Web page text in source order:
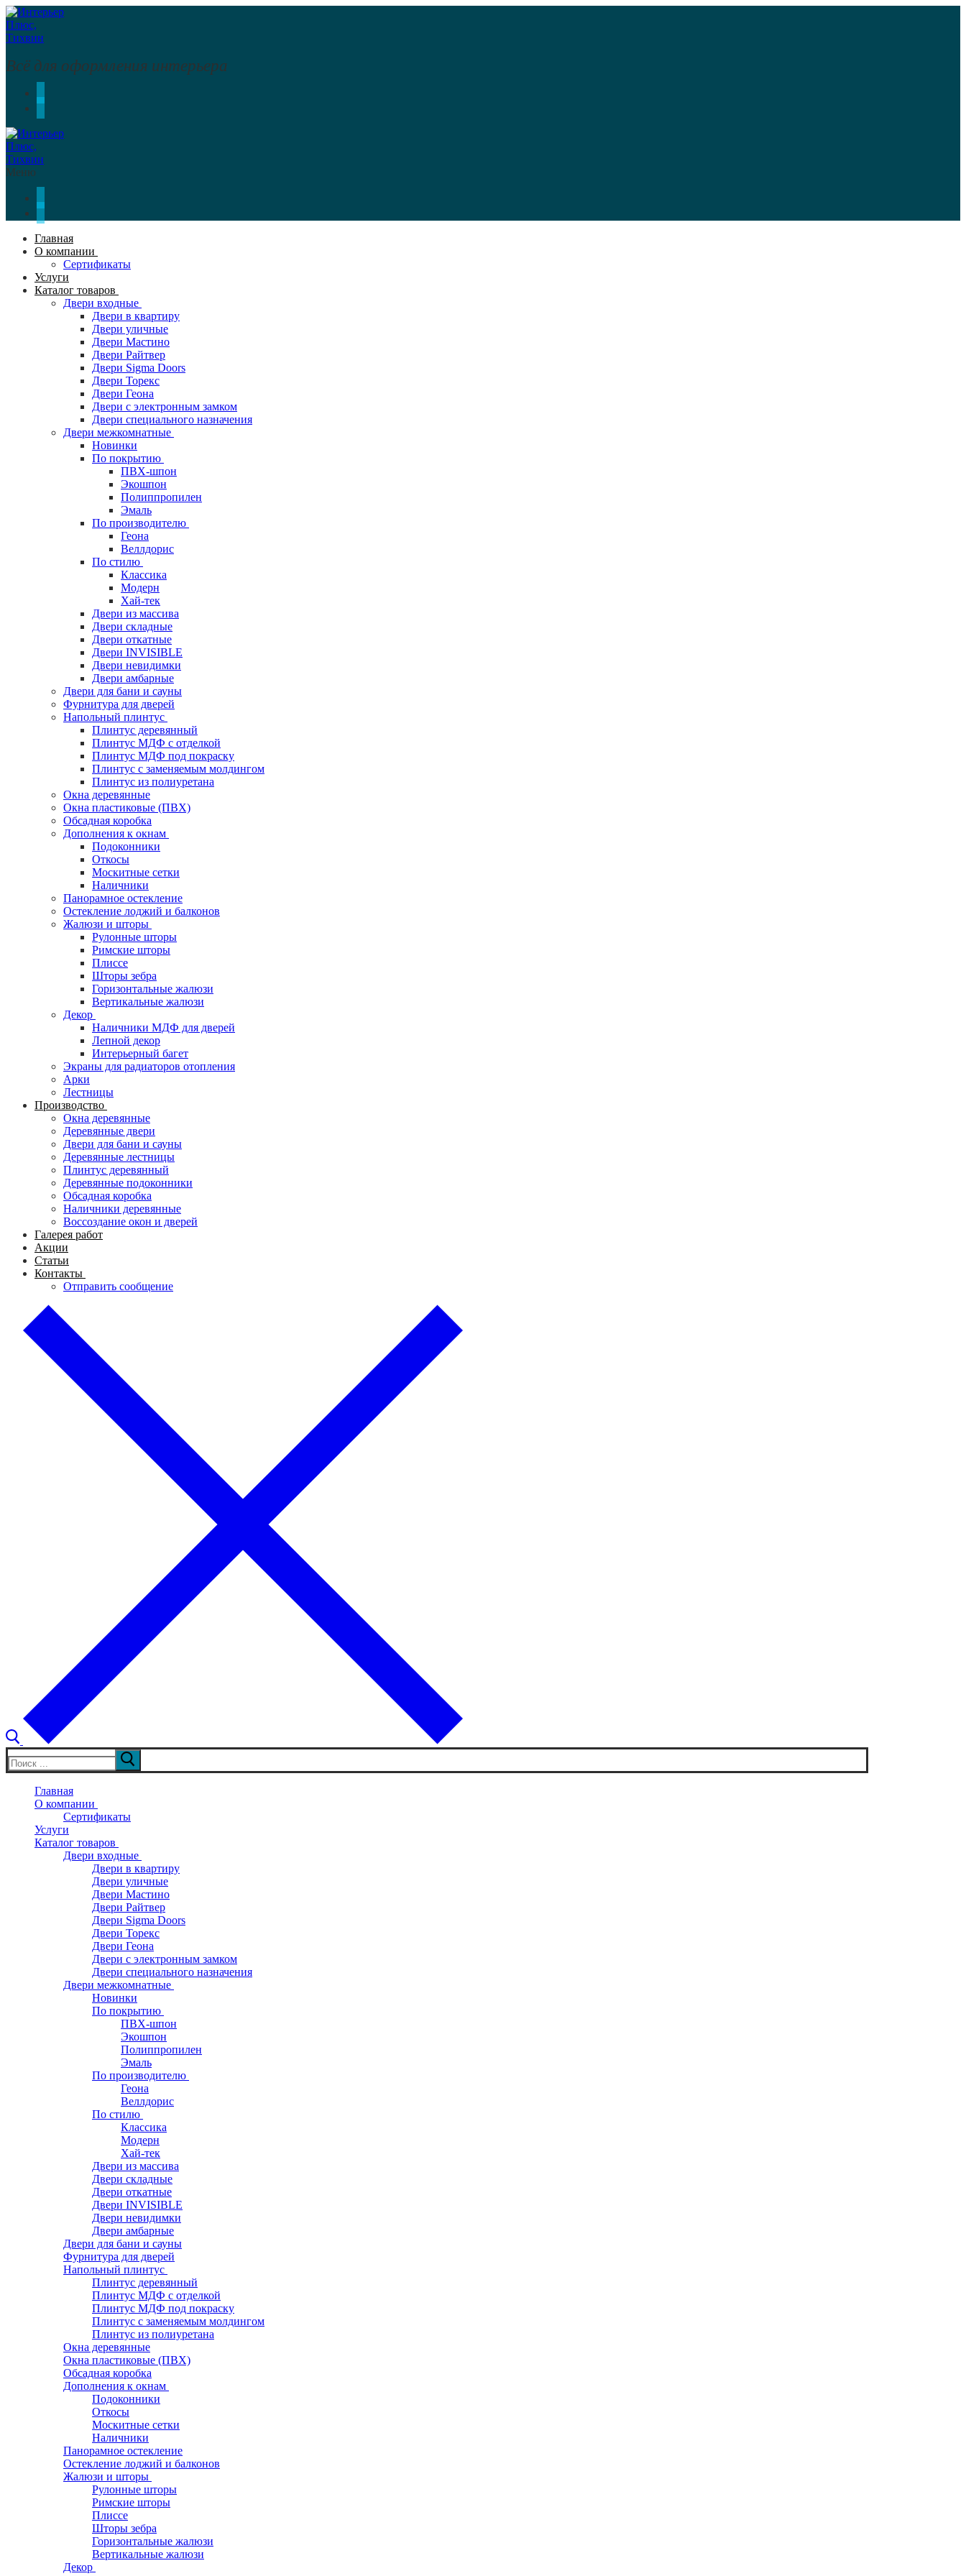
Перейти
к
содержимому
Меню
Закрыть
Всё для оформления интерьера
Меню
Главная
О компании
Сертификаты
Услуги
Каталог товаров
Двери входные
Двери в квартиру
Двери уличные
Двери Мастино
Двери Райтвер
Двери Sigma Doors
Двери Торекс
Двери Геона
Двери с электронным замком
Двери специального назначения
Двери межкомнатные
Новинки
По покрытию
ПВХ-шпон
Экошпон
Полиппропилен
Эмаль
По производителю
Геона
Веллдорис
По стилю
Классика
Модерн
Хай-тек
Двери из массива
Двери складные
Двери откатные
Двери INVISIBLE
Двери невидимки
Двери амбарные
Двери для бани и сауны
Фурнитура для дверей
Напольный плинтус
Плинтус деревянный
Плинтус МДФ с отделкой
Плинтус МДФ под покраску
Плинтус с заменяемым молдингом
Плинтус из полиуретана
Окна деревянные
Окна пластиковые (ПВХ)
Обсадная коробка
Дополнения к окнам
Подоконники
Откосы
Москитные сетки
Наличники
Панорамное остекление
Остекление лоджий и балконов
Жалюзи и шторы
Рулонные шторы
Римские шторы
Плиссе
Шторы зебра
Горизонтальные жалюзи
Вертикальные жалюзи
Декор
Наличники МДФ для дверей
Лепной декор
Интерьерный багет
Экраны для радиаторов отопления
Арки
Лестницы
Производство
Окна деревянные
Деревянные двери
Двери для бани и сауны
Деревянные лестницы
Плинтус деревянный
Деревянные подоконники
Обсадная коробка
Наличники деревянные
Воссоздание окон и дверей
Галерея работ
Акции
Статьи
Контакты
Отправить сообщение
Искать:
Главная
О компании
Сертификаты
Услуги
Каталог товаров
Двери входные
Двери в квартиру
Двери уличные
Двери Мастино
Двери Райтвер
Двери Sigma Doors
Двери Торекс
Двери Геона
Двери с электронным замком
Двери специального назначения
Двери межкомнатные
Новинки
По покрытию
ПВХ-шпон
Экошпон
Полиппропилен
Эмаль
По производителю
Геона
Веллдорис
По стилю
Классика
Модерн
Хай-тек
Двери из массива
Двери складные
Двери откатные
Двери INVISIBLE
Двери невидимки
Двери амбарные
Двери для бани и сауны
Фурнитура для дверей
Напольный плинтус
Плинтус деревянный
Плинтус МДФ с отделкой
Плинтус МДФ под покраску
Плинтус с заменяемым молдингом
Плинтус из полиуретана
Окна деревянные
Окна пластиковые (ПВХ)
Обсадная коробка
Дополнения к окнам
Подоконники
Откосы
Москитные сетки
Наличники
Панорамное остекление
Остекление лоджий и балконов
Жалюзи и шторы
Рулонные шторы
Римские шторы
Плиссе
Шторы зебра
Горизонтальные жалюзи
Вертикальные жалюзи
Декор